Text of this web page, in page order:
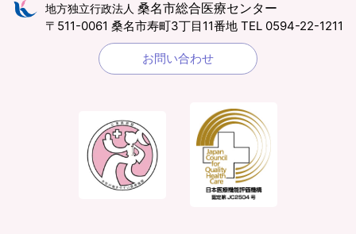
地方独立行政法人 桑名市総合医療センター
〒511-0061 桑名市寿町3丁目11番地 TEL 0594-22-1211
お問い合わせ